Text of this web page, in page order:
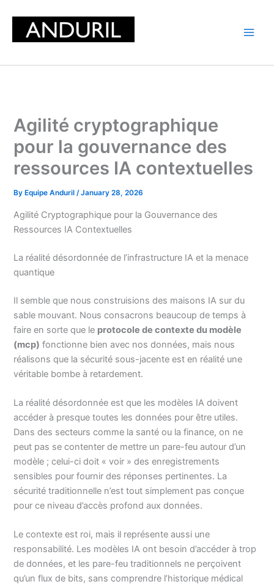
content
Agilité cryptographique
pour la gouvernance des
ressources IA contextuelles
By Equipe Anduril/January 28, 2026
Agilité Cryptographique pour la Gouvernance des
Ressources IA Contextuelles
La réalité désordonnée de l’infrastructure IA et la menace
quantique
Il semble que nous construisions des maisons IA sur du
sable mouvant. Nous consacrons beaucoup de temps à
faire en sorte que le protocole de contexte du modèle
(mcp) fonctionne bien avec nos données, mais nous
réalisons que la sécurité sous-jacente est en réalité une
véritable bombe à retardement.
La réalité désordonnée est que les modèles IA doivent
accéder à presque toutes les données pour être utiles.
Dans des secteurs comme la santé ou la finance, on ne
peut pas se contenter de mettre un pare-feu autour d’un
modèle ; celui-ci doit « voir » des enregistrements
sensibles pour fournir des réponses pertinentes. La
sécurité traditionnelle n’est tout simplement pas conçue
pour ce niveau d’accès profond aux données.
Le contexte est roi, mais il représente aussi une
responsabilité. Les modèles IA ont besoin d’accéder à trop
de données, et les pare-feu traditionnels ne perçoivent
qu’un flux de bits, sans comprendre l’historique médical